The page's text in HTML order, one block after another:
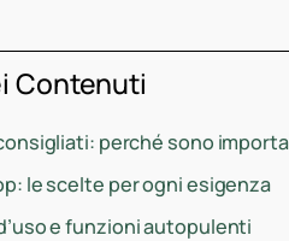
Contenuti
perché sono
le scelte per ogni esigenza
e funzioni autopulenti